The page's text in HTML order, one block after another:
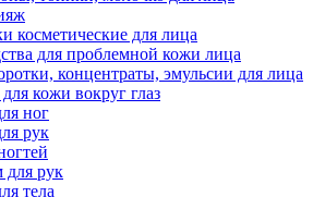
косметические для лица
для проблемной кожи лица
концентраты, эмульсии для лица
кожи вокруг глаз
ног
рук
для рук
тела